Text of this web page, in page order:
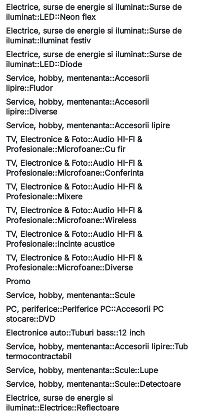
Electrice, surse de energie si iluminat::Surse de
iluminat::LED::Neon flex
Electrice, surse de energie si iluminat::Surse de
iluminat::Iluminat festiv
Electrice, surse de energie si iluminat::Surse de
iluminat::LED::Diode
Service, hobby, mentenanta::Accesorii
lipire::Fludor
Service, hobby, mentenanta::Accesorii
lipire::Diverse
Service, hobby, mentenanta::Accesorii lipire
TV, Electronice & Foto::Audio HI-FI &
Profesionale::Microfoane::Cu fir
TV, Electronice & Foto::Audio HI-FI &
Profesionale::Microfoane::Conferinta
TV, Electronice & Foto::Audio HI-FI &
Profesionale::Mixere
TV, Electronice & Foto::Audio HI-FI &
Profesionale::Microfoane::Wireless
TV, Electronice & Foto::Audio HI-FI &
Profesionale::Incinte acustice
TV, Electronice & Foto::Audio HI-FI &
Profesionale::Microfoane::Diverse
Promo
Service, hobby, mentenanta::Scule
PC, periferice::Periferice PC::Accesorii PC
stocare::DVD
Electronice auto::Tuburi bass::12 inch
Service, hobby, mentenanta::Accesorii lipire::Tub
termocontractabil
Service, hobby, mentenanta::Scule::Lupe
Service, hobby, mentenanta::Scule::Detectoare
Electrice, surse de energie si
iluminat::Electrice::Reflectoare